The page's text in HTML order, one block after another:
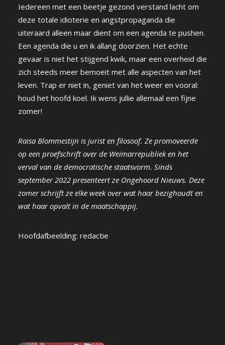
Iedereen met een beetje gezond verstand lacht om
deze totale idioterie en angstpropaganda die
uiteraard alleen maar dient om een agenda te pushen.
Een agenda die u en ik allang doorzien. Het echte
gevaar is niet het stijgend kwik, maar een overheid die
zich steeds meer bemoeit met alle aspecten van het
leven. Trap er niet in, geniet van het weer en vooral:
houd het hoofd koel. Ik wens jullie allemaal een fijne
zomer!
Raisa Blommestijn is jurist en filosoof. Ze promoveerde
op een proefschrift over de Weimarrepubliek en het
verval van de democratische staatsvorm. Sinds
september 2022 presenteert ze Ongehoord Nieuws. Deze
zomer schrijft ze elke week over wat haar bezighoudt en
wat haar opvalt in de maatschappij.
Hoofdafbeelding: redactie